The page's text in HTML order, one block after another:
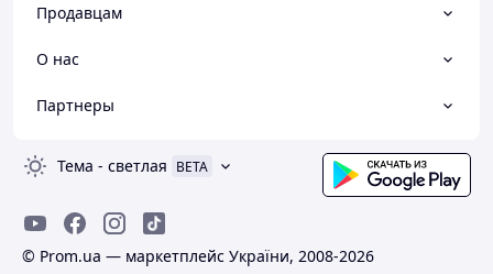
Продавцам
О нас
Партнеры
Тема - светлая BETA
© Prom.ua — маркетплейс України, 2008-2026